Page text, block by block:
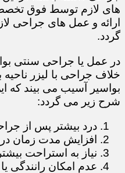
های لازم توسط فوق
ارائه و عمل های جراحی
گردد.
در عمل یا جراحی سنتی
خلاف جراحی با لیزر
بواسیر آسیب می بیند که
شرح زیر می گردد:
درد بیشتر پس از
افزایش مدت زمان
نیاز به استراحت بیشتر
عدم امکان رانندگی